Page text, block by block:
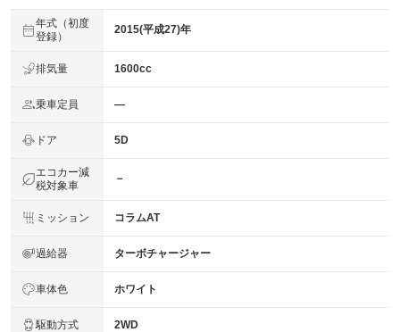
年式（初度
登録）
2015(平成27)年
排気量 1600cc
乗車定員 ―
ドア 5D
エコカー減
税対象車
－
ミッション コラムAT
過給器 ターボチャージャー
車体色 ホワイト
駆動方式 2WD